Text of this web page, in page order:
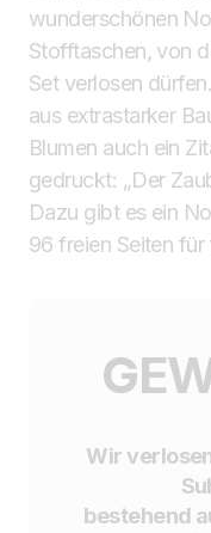
wunderschönen
Stofftaschen, von
Set verlosen
aus extrastarker
Blumen auch ein
gedruckt: „Der
Dazu gibt es ein
96 freien Seiten für
Wir
bestehend